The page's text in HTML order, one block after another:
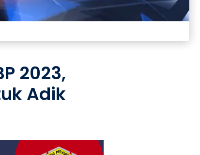
2023,
Adik